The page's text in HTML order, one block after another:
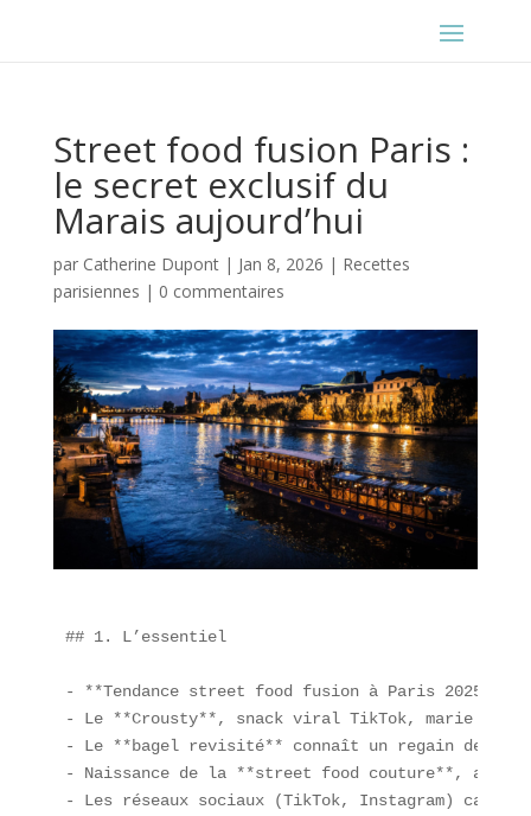
Street food fusion Paris :
le secret exclusif du
Marais aujourd’hui
par Catherine Dupont| Jan 8, 2026 | Recettes
parisiennes | 0 commentaires
## 1. L’essentiel
- **Tendance street food fusion à Paris
- Le **Crousty**, snack viral TikTok, marie
- Le **bagel revisité** connaît un regain de
- Naissance de la **street food couture**,
- Les réseaux sociaux (TikTok, Instagram)